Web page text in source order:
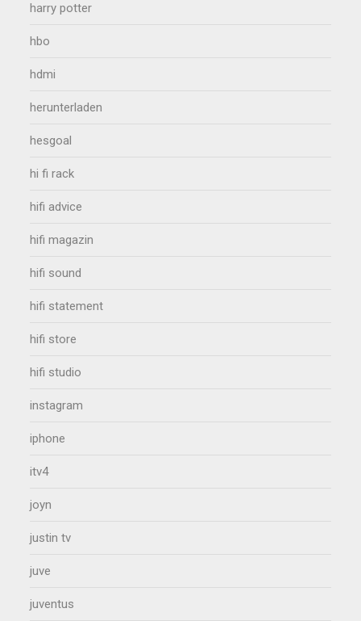
harry potter
hbo
hdmi
herunterladen
hesgoal
hi fi rack
hifi advice
hifi magazin
hifi sound
hifi statement
hifi store
hifi studio
instagram
iphone
itv4
joyn
justin tv
juve
juventus